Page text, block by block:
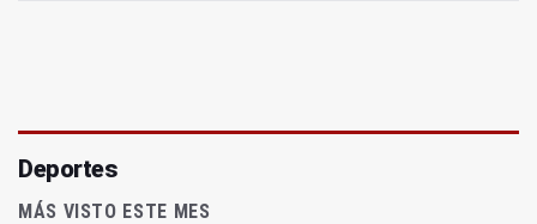
Deportes
MÁS VISTO ESTE MES